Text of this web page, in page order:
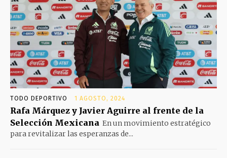
TODO DEPORTIVO 1 AGOSTO, 2024
Rafa Márquez y Javier Aguirre al frente de la
Selección Mexicana En un movimiento estratégico
para revitalizar las esperanzas de...